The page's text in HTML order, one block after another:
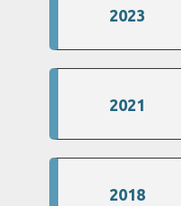
2023
2021
2018